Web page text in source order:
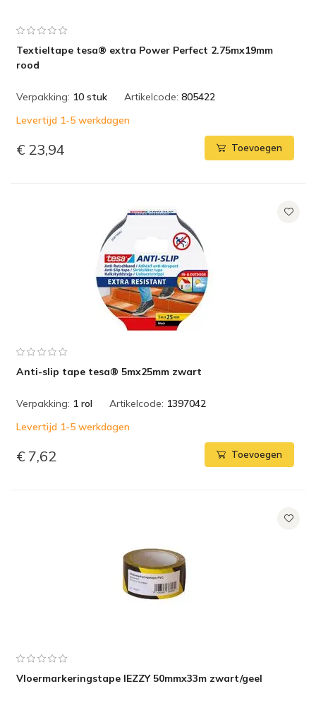
Textieltape tesa® extra Power Perfect 2.75mx19mm
rood
Verpakking: 10 stuk Artikelcode: 805422
Levertijd 1-5 werkdagen
€ 23,94 Toevoegen
Anti-slip tape tesa® 5mx25mm zwart
Verpakking: 1 rol Artikelcode: 1397042
Levertijd 1-5 werkdagen
€ 7,62 Toevoegen
Vloermarkeringstape IEZZY 50mmx33m zwart/geel